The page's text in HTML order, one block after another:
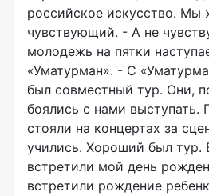
российское искусство. Мы
чувствующий. - А не
молодежь на пятки
«Уматурман». - С
был совместный тур. Они,
боялись с нами выступать.
стояли на концертах за
учились. Хороший был тур.
встретили мой день
встретили рождение